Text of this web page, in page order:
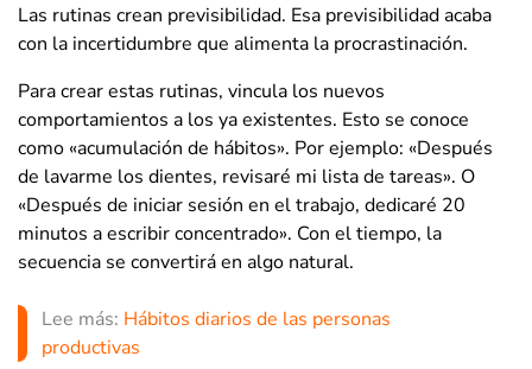
Las rutinas crean previsibilidad. Esa previsibilidad acaba
con la incertidumbre que alimenta la procrastinación.
Para crear estas rutinas, vincula los nuevos
comportamientos a los ya existentes. Esto se conoce
como «acumulación de hábitos». Por ejemplo: «Después
de lavarme los dientes, revisaré mi lista de tareas». O
«Después de iniciar sesión en el trabajo, dedicaré 20
minutos a escribir concentrado». Con el tiempo, la
secuencia se convertirá en algo natural.
Lee más: Hábitos diarios de las personas
productivas